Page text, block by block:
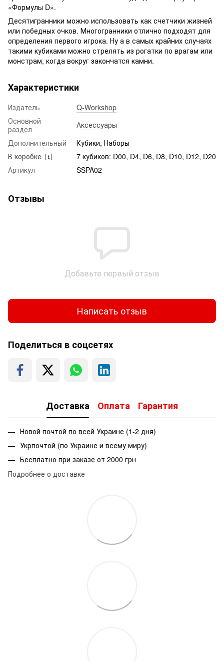
«Формулы D».
Десятигранники можно использовать как счетчики жизней
или победных очков. Многогранники отлично подходят для
определения первого игрока. Ну а в самых крайних случаях
такими кубиками можно стрелять из рогатки по врагам или
монстрам, когда вокруг закончатся камни.
Характеристики
Издатель
Q-Workshop
Основной
раздел
Аксессуары
Дополнительный
Кубики, Наборы
В коробке
7 кубиков: D00, D4, D6, D8, D10, D12, D20
Артикул
SSPA02
Отзывы
Добавьте первый отзыв
Написать отзыв
Поделиться в соцсетях
Доставка Оплата Гарантия
Новой почтой по всей Украине (1-2 дня)
Укрпочтой (по Украине и всему миру)
Бесплатно при заказе от 2000 грн
Подробнее о доставке